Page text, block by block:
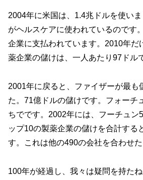
2004年に米国は、1.4兆ドルを使い
がヘルスケアに使われているのです
企業に支払われています。2010年だ
薬企業の儲けは、一人あたり97ドル
2001年に戻ると、ファイザーが最も
た。71億ドルの儲けです。フォーチ
ちでです。2002年には、フーチュン
ップ10の製薬企業の儲けを合計する
す。これは他の490の会社を合わせた
100年が経過し、我々は疑問を持た